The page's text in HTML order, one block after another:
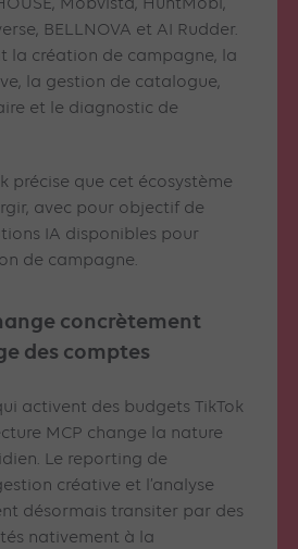
Mobvista, HuntMobi,
BELLNOVA et AI Rudder.
la création de campagne, la
la gestion de catalogue,
et le diagnostic de
précise que cet écosystème
avec pour objectif de
IA disponibles pour
de campagne.
concrètement
des comptes
activent des budgets TikTok
MCP change la nature
Le reporting de
créative et l’analyse
désormais transiter par des
nativement à la